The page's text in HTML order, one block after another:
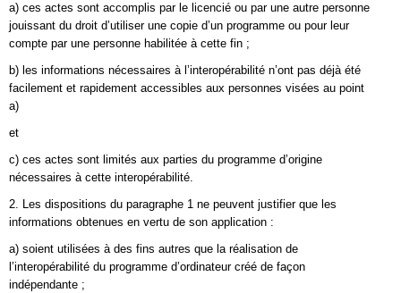
a) ces actes sont accomplis par le licencié ou par une autre personne
jouissant du droit d’utiliser une copie d’un programme ou pour leur
compte par une personne habilitée à cette fin ;
b) les informations nécessaires à l’interopérabilité n’ont pas déjà été
facilement et rapidement accessibles aux personnes visées au point
a)
et
c) ces actes sont limités aux parties du programme d’origine
nécessaires à cette interopérabilité.
2. Les dispositions du paragraphe 1 ne peuvent justifier que les
informations obtenues en vertu de son application :
a) soient utilisées à des fins autres que la réalisation de
l’interopérabilité du programme d’ordinateur créé de façon
indépendante ;